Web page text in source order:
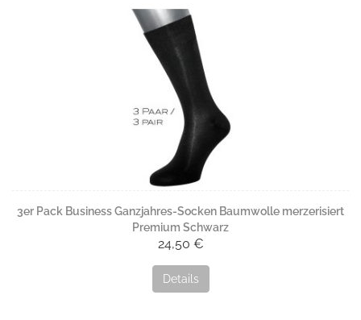
3er Pack Business Ganzjahres-Socken Baumwolle merzerisiert
Premium Schwarz
24,50 €
Details